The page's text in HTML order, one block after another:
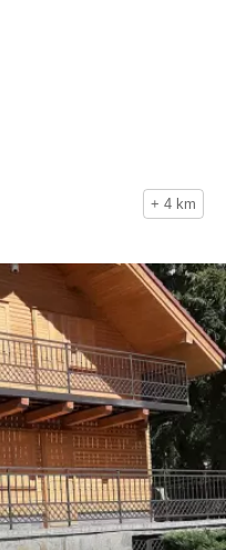
+ 4 km